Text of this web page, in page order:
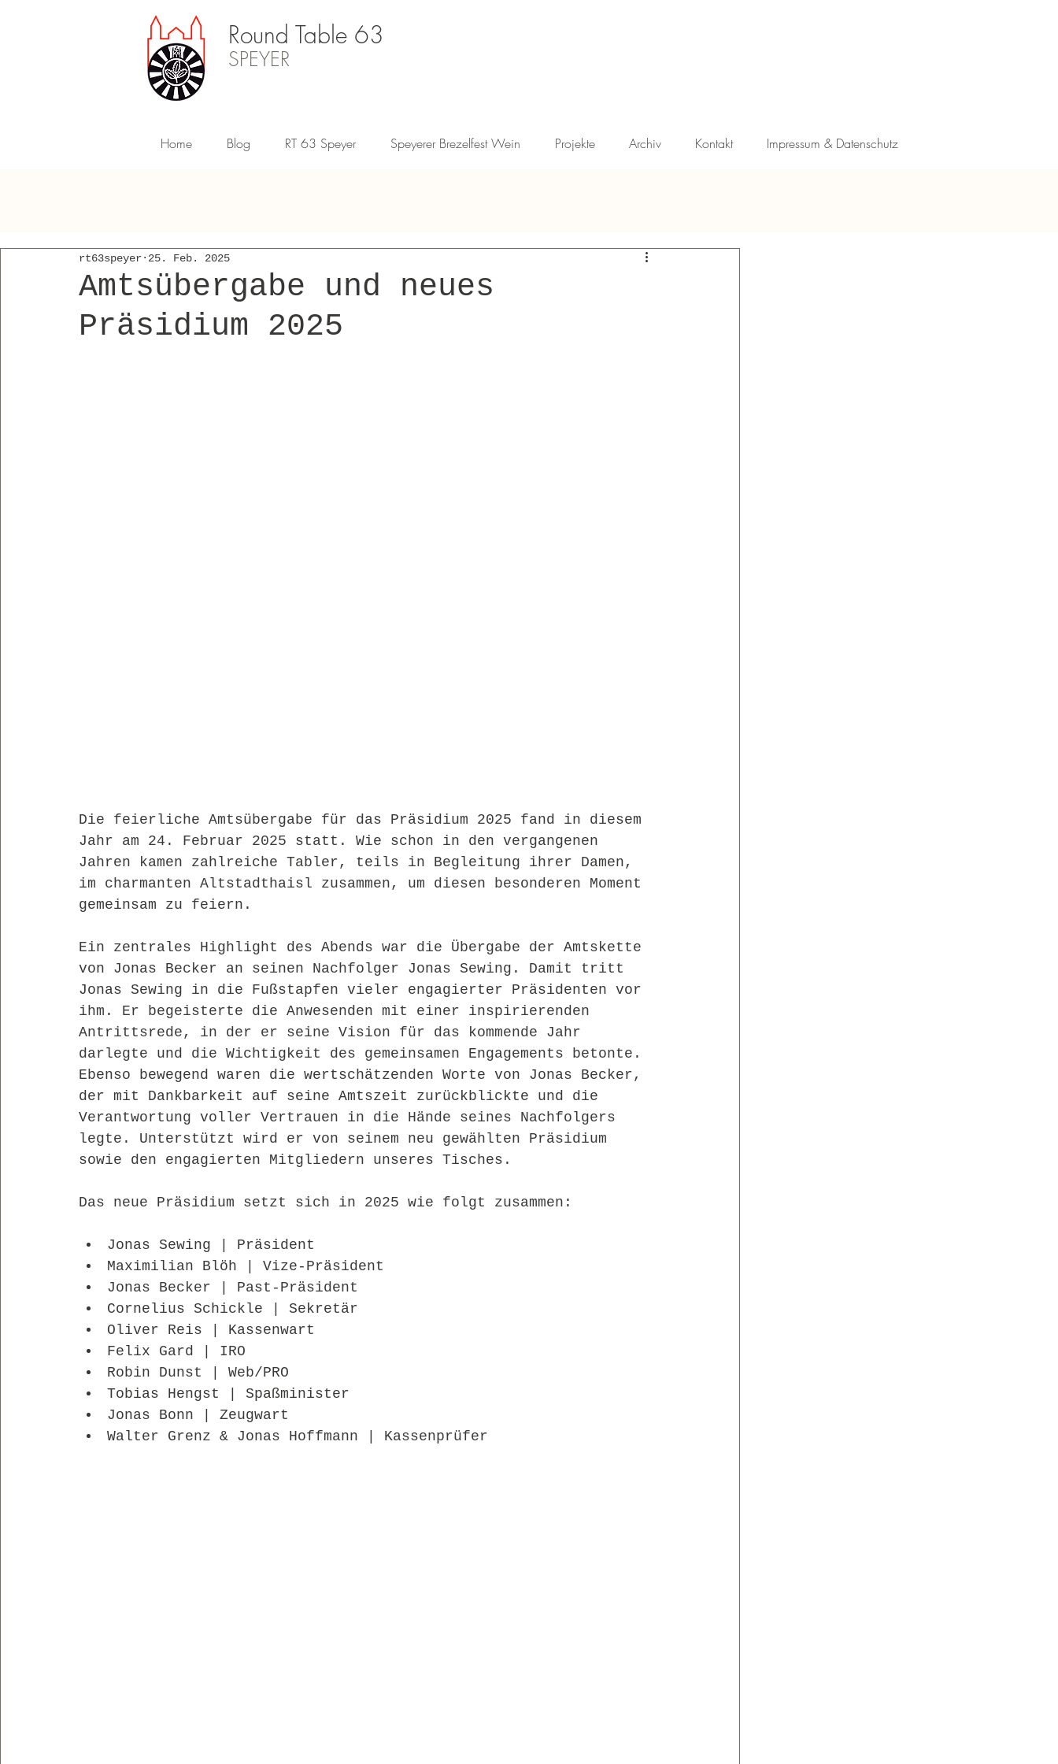
Round Table 63
SPEYER
Home Blog RT 63 Speyer Speyerer Brezelfest Wein Projekte Archiv Kontakt Impressum & Datenschutz
Amtsübergabe und neues
Präsidium 2025
rt63speyer 25. Feb. 2025
Die feierliche Amtsübergabe für das Präsidium 2025 fand in diesem
Jahr am 24. Februar 2025 statt. Wie schon in den vergangenen
Jahren kamen zahlreiche Tabler, teils in Begleitung ihrer Damen,
im charmanten Altstadthaisl zusammen, um diesen besonderen Moment
gemeinsam zu feiern.
Ein zentrales Highlight des Abends war die Übergabe der Amtskette
von Jonas Becker an seinen Nachfolger Jonas Sewing. Damit tritt
Jonas Sewing in die Fußstapfen vieler engagierter Präsidenten vor
ihm. Er begeisterte die Anwesenden mit einer inspirierenden
Antrittsrede, in der er seine Vision für das kommende Jahr
darlegte und die Wichtigkeit des gemeinsamen Engagements betonte.
Ebenso bewegend waren die wertschätzenden Worte von Jonas Becker,
der mit Dankbarkeit auf seine Amtszeit zurückblickte und die
Verantwortung voller Vertrauen in die Hände seines Nachfolgers
legte. Unterstützt wird er von seinem neu gewählten Präsidium
sowie den engagierten Mitgliedern unseres Tisches.
Das neue Präsidium setzt sich in 2025 wie folgt zusammen:
Jonas Sewing | Präsident
Maximilian Blöh | Vize-Präsident
Jonas Becker | Past-Präsident
Cornelius Schickle | Sekretär
Oliver Reis | Kassenwart
Felix Gard | IRO
Robin Dunst | Web/PRO
Tobias Hengst | Spaßminister
Jonas Bonn | Zeugwart
Walter Grenz & Jonas Hoffmann | Kassenprüfer